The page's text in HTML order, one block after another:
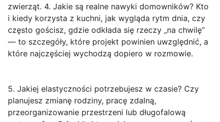
zwierząt. 4. Jakie są realne nawyki domowników? Kto
i kiedy korzysta z kuchni, jak wygląda rytm dnia, czy
często gościsz, gdzie odkłada się rzeczy „na chwilę”
— to szczegóły, które projekt powinien uwzględnić, a
które najczęściej wychodzą dopiero w rozmowie.
5. Jakiej elastyczności potrzebujesz w czasie? Czy
planujesz zmianę rodziny, pracę zdalną,
przeorganizowanie przestrzeni lub długofalową